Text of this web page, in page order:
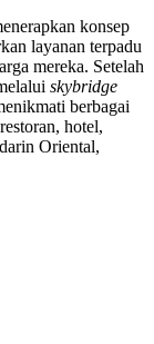
konsep
layanan terpadu
mereka. Setelah
skybridge
berbagai
hotel,
Oriental,